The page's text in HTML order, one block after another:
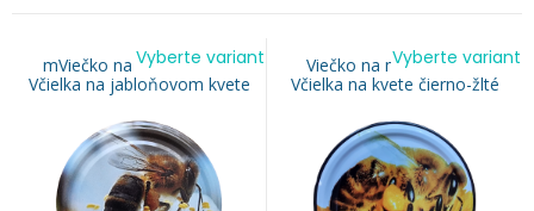
mViečko na med TO 82 -
Včielka na jabloňovom kvete
Vyberte variant
Viečko na med TO 82 -
Včielka na kvete čierno-žlté
Vyberte variant